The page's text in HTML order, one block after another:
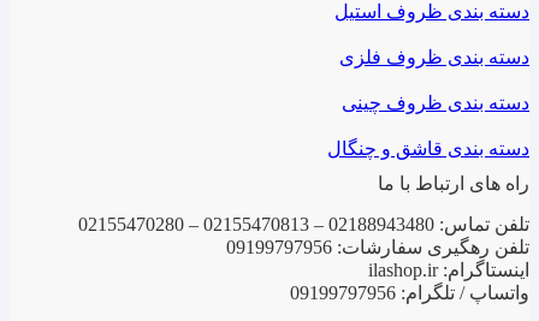
دسته بندی ظروف استیل
دسته بندی ظروف فلزی
دسته بندی ظروف چینی
دسته بندی قاشق و چنگال
راه های ارتباط با ما
تلفن تماس: 02188943480 – 02155470813 – 02155470280
تلفن رهگیری سفارشات: 09199797956
اینستاگرام: ilashop.ir
واتساپ / تلگرام: 09199797956